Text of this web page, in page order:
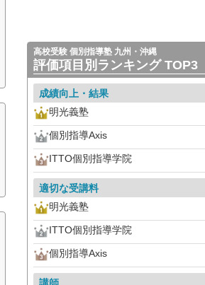
高校受験 個別指導塾 九州・沖縄
評価項目別ランキング TOP3
成績向上・結果
明光義塾
個別指導Axis
ITTO個別指導学院
適切な受講料
明光義塾
ITTO個別指導学院
個別指導Axis